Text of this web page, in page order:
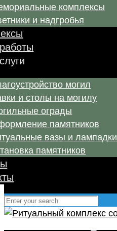
комплексы
и надгробья
могил
и столы на могилу
ограды
памятников
вазы и лампадки
памятников